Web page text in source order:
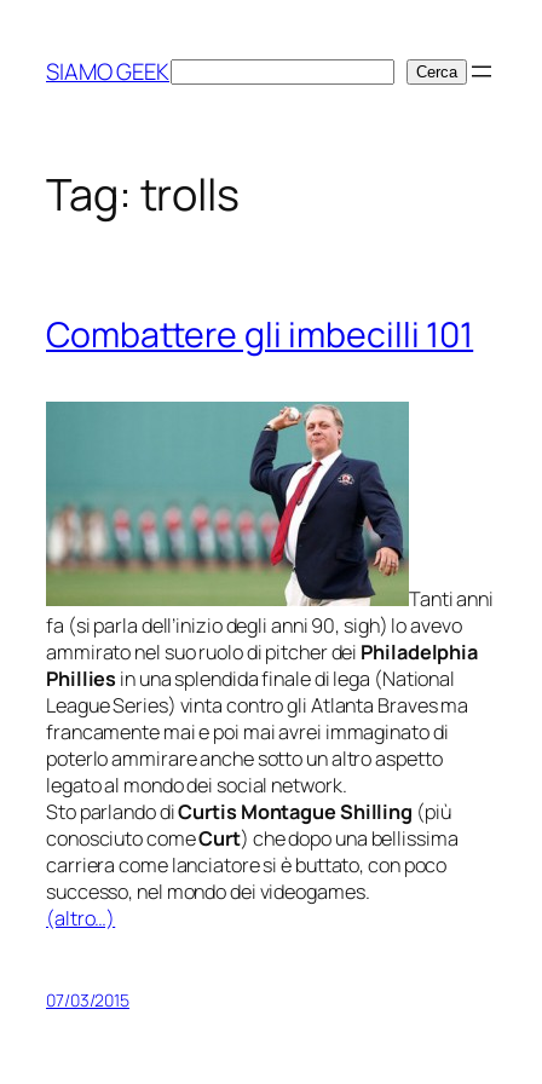
contenuto
SIAMO GEEKCerca Cerca
Tag: trolls
Combattere gli imbecilli 101
Tanti anni
fa (si parla dell’inizio degli anni 90, sigh) lo avevo
ammirato nel suo ruolo di pitcher dei Philadelphia
Phillies in una splendida finale di lega (National
League Series) vinta contro gliAtlanta Bravesma
francamente mai e poi mai avrei immaginato di
poterlo ammirare anche sotto un altro aspetto
legato al mondo dei social network.
Sto parlando diCurtis Montague Shilling (più
conosciuto comeCurt) che dopo una bellissima
carriera come lanciatore si è buttato, con poco
successo, nel mondo dei videogames.
(altro…)
07/03/2015